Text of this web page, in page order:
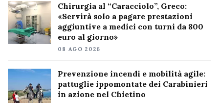
Chirurgia al “Caracciolo”, Greco:
«Servirà solo a pagare prestazioni
aggiuntive a medici con turni da 800
euro al giorno»
08 AGO 2026
Prevenzione incendi e mobilità agile:
pattuglie ippomontate dei Carabinieri
in azione nel Chietino